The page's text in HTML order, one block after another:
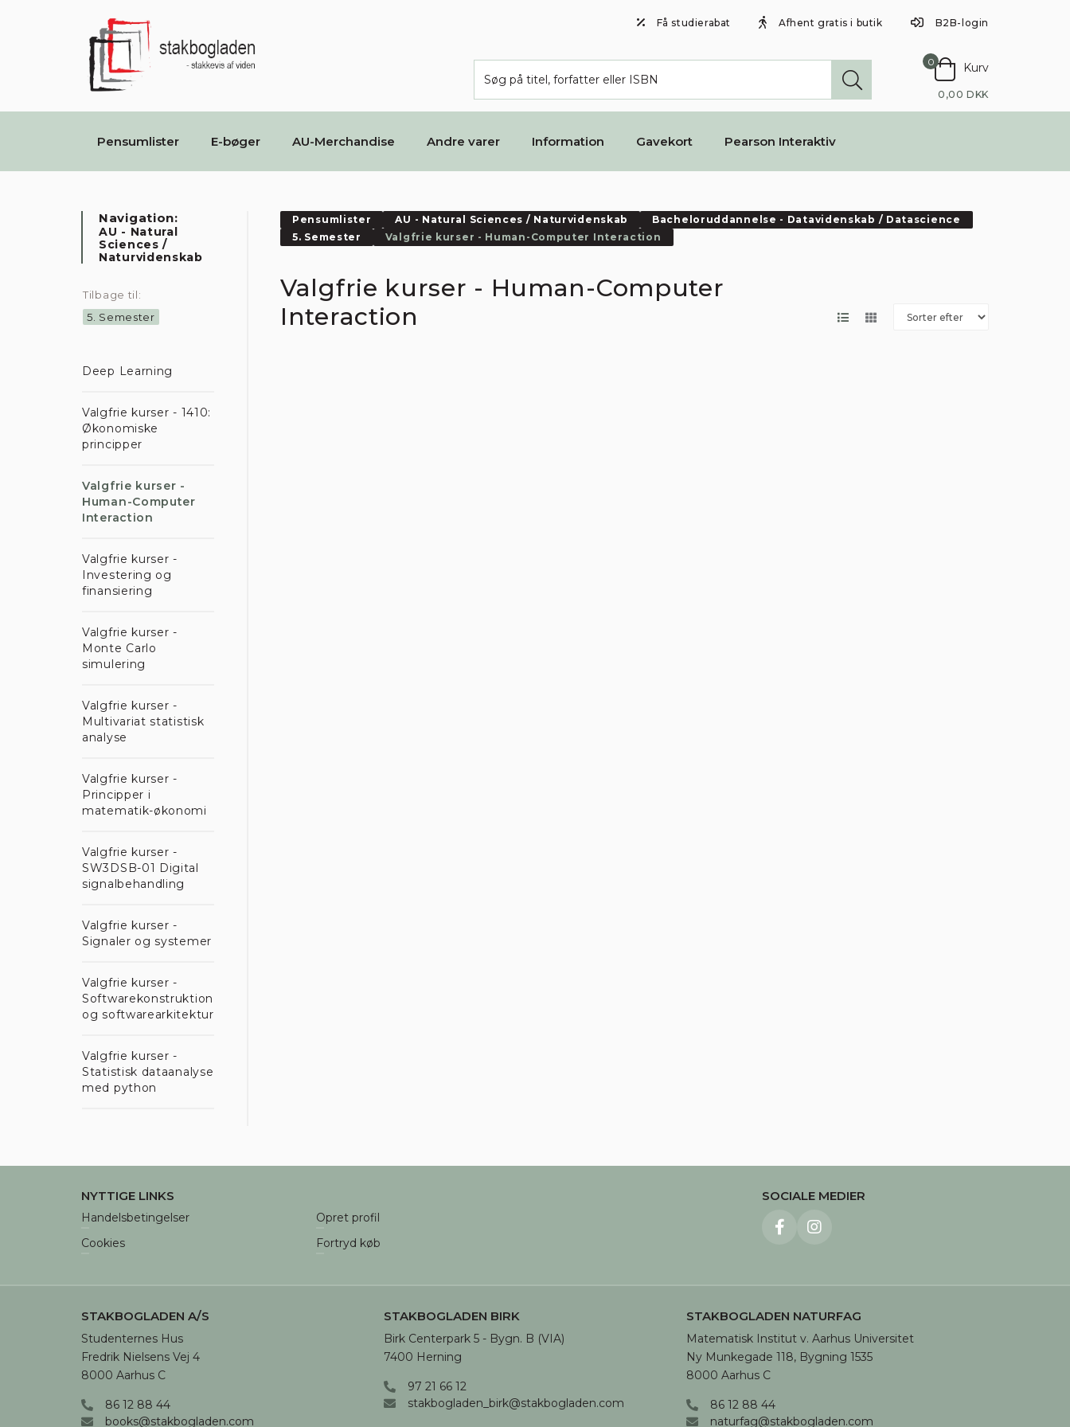
Få studierabat Afhent gratis i butik B2B-login
0 Kurv
0,00 DKK
Pensumlister E-bøger AU-Merchandise Andre varer Information Gavekort Pearson Interaktiv
Navigation:
AU - Natural
Sciences /
Naturvidenskab
Tilbage til:
5. Semester
Deep Learning
Valgfrie kurser - 1410:
Økonomiske
principper
Valgfrie kurser -
Human-Computer
Interaction
Valgfrie kurser -
Investering og
finansiering
Valgfrie kurser -
Monte Carlo
simulering
Valgfrie kurser -
Multivariat statistisk
analyse
Valgfrie kurser -
Principper i
matematik-økonomi
Valgfrie kurser -
SW3DSB-01 Digital
signalbehandling
Valgfrie kurser -
Signaler og systemer
Valgfrie kurser -
Softwarekonstruktion
og softwarearkitektur
Valgfrie kurser -
Statistisk dataanalyse
med python
Pensumlister AU - Natural Sciences / Naturvidenskab
Bacheloruddannelse - Datavidenskab / Datascience
5. Semester
Valgfrie kurser - Human-Computer Interaction
Valgfrie kurser - Human-Computer
Interaction
NYTTIGE LINKS
Handelsbetingelser
Cookies
Opret profil
Fortryd køb
SOCIALE MEDIER
STAKBOGLADEN A/S
Studenternes Hus
Fredrik Nielsens Vej 4
8000 Aarhus C
86 12 88 44
books@stakbogladen.com
STAKBOGLADEN BIRK
Birk Centerpark 5 - Bygn. B (VIA)
7400 Herning
97 21 66 12
stakbogladen_birk@stakbogladen.com
STAKBOGLADEN NATURFAG
Matematisk Institut v. Aarhus Universitet
Ny Munkegade 118, Bygning 1535
8000 Aarhus C
86 12 88 44
naturfag@stakbogladen.com